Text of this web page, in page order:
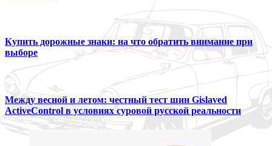
Купить дорожные знаки: на что обратить внимание при
выборе
Между весной и летом: честный тест шин Gislaved
ActiveControl в условиях суровой русской реальности